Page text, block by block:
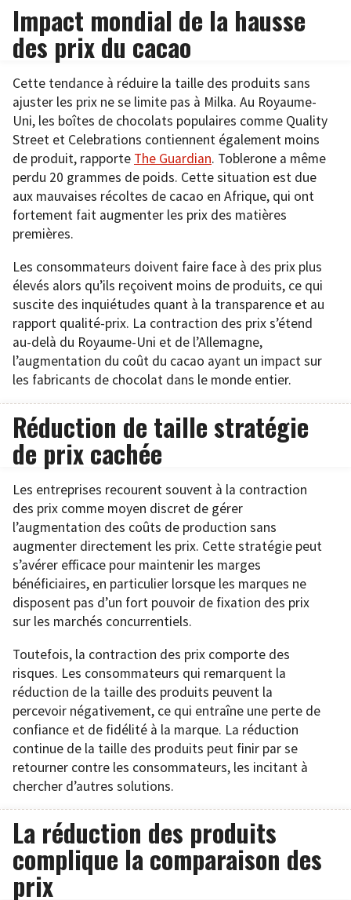
Impact mondial de la hausse
des prix du cacao
Cette tendance à réduire la taille des produits sans
ajuster les prix ne se limite pas à Milka. Au Royaume-
Uni, les boîtes de chocolats populaires comme Quality
Street et Celebrations contiennent également moins
de produit, rapporte The Guardian. Toblerone a même
perdu 20 grammes de poids. Cette situation est due
aux mauvaises récoltes de cacao en Afrique, qui ont
fortement fait augmenter les prix des matières
premières.
Les consommateurs doivent faire face à des prix plus
élevés alors qu’ils reçoivent moins de produits, ce qui
suscite des inquiétudes quant à la transparence et au
rapport qualité-prix. La contraction des prix s’étend
au-delà du Royaume-Uni et de l’Allemagne,
l’augmentation du coût du cacao ayant un impact sur
les fabricants de chocolat dans le monde entier.
Réduction de taille stratégie
de prix cachée
Les entreprises recourent souvent à la contraction
des prix comme moyen discret de gérer
l’augmentation des coûts de production sans
augmenter directement les prix. Cette stratégie peut
s’avérer efficace pour maintenir les marges
bénéficiaires, en particulier lorsque les marques ne
disposent pas d’un fort pouvoir de fixation des prix
sur les marchés concurrentiels.
Toutefois, la contraction des prix comporte des
risques. Les consommateurs qui remarquent la
réduction de la taille des produits peuvent la
percevoir négativement, ce qui entraîne une perte de
confiance et de fidélité à la marque. La réduction
continue de la taille des produits peut finir par se
retourner contre les consommateurs, les incitant à
chercher d’autres solutions.
La réduction des produits
complique la comparaison des
prix